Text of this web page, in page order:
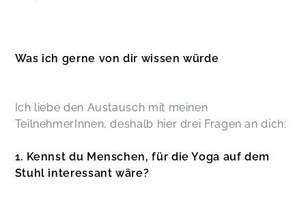
Was ich gerne von dir wissen würde
Ich liebe den Austausch mit meinen
TeilnehmerInnen, deshalb hier drei Fragen an dich:
1. Kennst du Menschen, für die Yoga auf dem
Stuhl interessant wäre?